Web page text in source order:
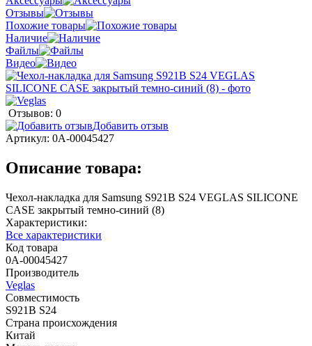
Отзывы
Похожие товары
Наличие
Файлы
Видео
Отзывов: 0
Добавить отзыв
Артикул: 0А-00045427
Описание товара:
Чехол-накладка для Samsung S921B S24 VEGLAS SILICONE
CASE закрытый темно-синий (8)
Характеристики:
Все характеристики
Код товара
0А-00045427
Производитель
Veglas
Совместимость
S921B S24
Страна происхождения
Китай